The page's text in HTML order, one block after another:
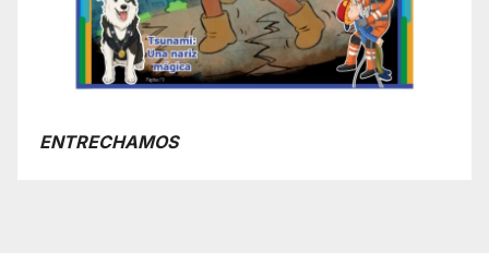
ENTRECHAMOS